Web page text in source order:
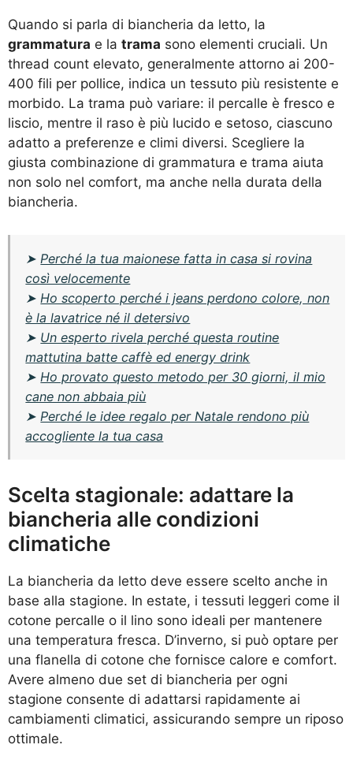
Quando si parla di biancheria da letto, la
grammatura e la trama sono elementi cruciali. Un
thread count elevato, generalmente attorno ai 200-
400 fili per pollice, indica un tessuto più resistente e
morbido. La trama può variare: il percalle è fresco e
liscio, mentre il raso è più lucido e setoso, ciascuno
adatto a preferenze e climi diversi. Scegliere la
giusta combinazione di grammatura e trama aiuta
non solo nel comfort, ma anche nella durata della
biancheria.
➤ Perché la tua maionese fatta in casa si rovina
così velocemente
➤ Ho scoperto perché i jeans perdono colore, non
è la lavatrice né il detersivo
➤ Un esperto rivela perché questa routine
mattutina batte caffè ed energy drink
➤ Ho provato questo metodo per 30 giorni, il mio
cane non abbaia più
➤ Perché le idee regalo per Natale rendono più
accogliente la tua casa
Scelta stagionale: adattare la
biancheria alle condizioni
climatiche
La biancheria da letto deve essere scelto anche in
base alla stagione. In estate, i tessuti leggeri come il
cotone percalle o il lino sono ideali per mantenere
una temperatura fresca. D’inverno, si può optare per
una flanella di cotone che fornisce calore e comfort.
Avere almeno due set di biancheria per ogni
stagione consente di adattarsi rapidamente ai
cambiamenti climatici, assicurando sempre un riposo
ottimale.